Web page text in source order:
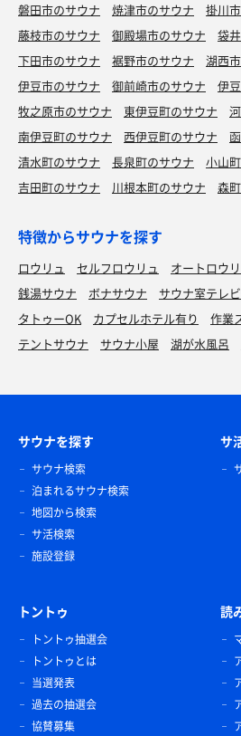
磐田市のサウナ
焼津市のサウナ
掛川
藤枝市のサウナ
御殿場市のサウナ
袋
下田市のサウナ
裾野市のサウナ
湖西
伊豆市のサウナ
御前崎市のサウナ
伊
牧之原市のサウナ
東伊豆町のサウナ
南伊豆町のサウナ
西伊豆町のサウナ
清水町のサウナ
長泉町のサウナ
小山
吉田町のサウナ
川根本町のサウナ 森
特徴からサウナを探す
ロウリュ セルフロウリュ オートロウ
銭湯サウナ
ボナサウナ サウナ室テレ
タトゥーOK
カプセルホテル有り
作業
テントサウナ
サウナ小屋 湖が水風呂
サウナを探す
サウナ検索
泊まれるサウナ検索
地図から検索
サ活検索
施設登録
サ
トントゥ
トントゥ抽選会
トントゥとは
当選発表
過去の抽選会
協賛募集
読